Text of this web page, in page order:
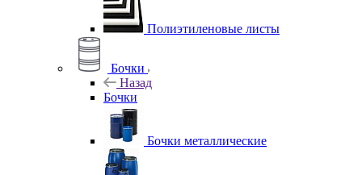
Полиэтиленовые листы
Бочки
Назад
Бочки
Бочки металлические